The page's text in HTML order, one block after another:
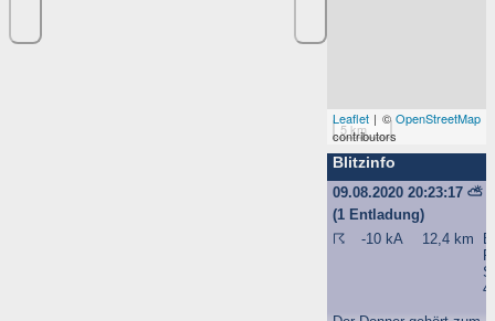
5 km
Leaflet | ©OpenStreetMap
contributors
Blitzinfo
09.08.2020 20:23:17⛅
(1 Entladung)
☈
-10 kA 12,4 km